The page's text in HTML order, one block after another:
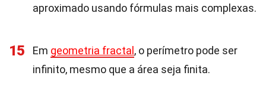
aproximado usando fórmulas mais complexas.
15 Em geometria fractal , o perímetro pode ser
infinito, mesmo que a área seja finita.